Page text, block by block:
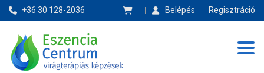
Belépés Regisztráció
+36 30 128-2036